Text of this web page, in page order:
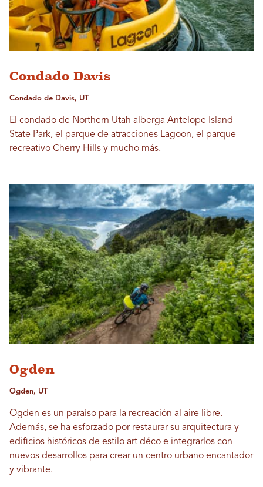
Condado Davis
Condado de Davis, UT
El condado de Northern Utah alberga Antelope Island
State Park, el parque de atracciones Lagoon, el parque
recreativo Cherry Hills y mucho más.
Ogden
Ogden, UT
Ogden es un paraíso para la recreación al aire libre.
Además, se ha esforzado por restaurar su arquitectura y
edificios históricos de estilo art déco e integrarlos con
nuevos desarrollos para crear un centro urbano encantador
y vibrante.